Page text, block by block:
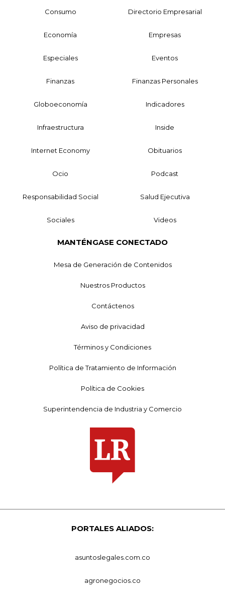
Consumo Directorio Empresarial
Economía Empresas
Especiales Eventos
Finanzas Finanzas Personales
Globoeconomía Indicadores
Infraestructura Inside
Internet Economy Obituarios
Ocio Podcast
Responsabilidad Social Salud Ejecutiva
Sociales Videos
MANTÉNGASE CONECTADO
Mesa de Generación de Contenidos
Nuestros Productos
Contáctenos
Aviso de privacidad
Términos y Condiciones
Política de Tratamiento de Información
Política de Cookies
Superintendencia de Industria y Comercio
PORTALES ALIADOS:
asuntoslegales.com.co
agronegocios.co